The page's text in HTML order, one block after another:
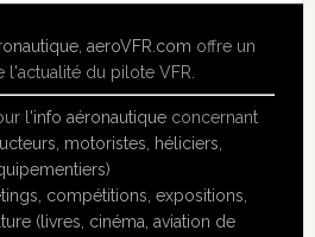
,aeroVFR.com offre un
l'actualité du pilote VFR.
l'info aéronautiqueconcernant
motoristes, héliciers,
compétitions, expositions,
(livres, cinéma, aviation de